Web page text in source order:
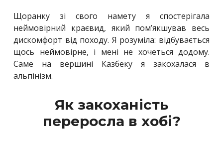
Щоранку зі свого намету я спостерігала
неймовірний краєвид, який пом’якшував весь
дискомфорт від походу. Я розуміла: відбувається
щось неймовірне, і мені не хочеться додому.
Саме на вершині Казбеку я закохалася в
альпінізм.
Як закоханість
переросла в хобі?